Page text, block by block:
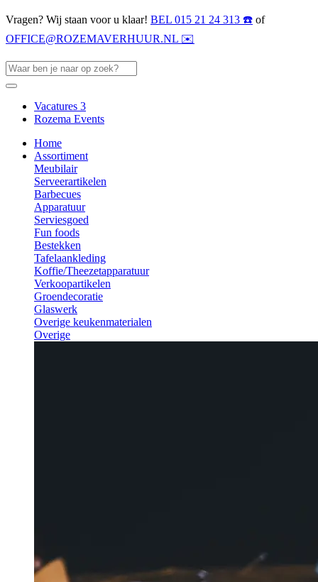
Vragen? Wij staan voor u klaar! BEL 015 21 24 313 ☎️ of
OFFICE@ROZEMAVERHUUR.NL ✉️
Vacatures 3
Rozema Events
Home
Assortiment
Meubilair
Serveerartikelen
Barbecues
Apparatuur
Serviesgoed
Fun foods
Bestekken
Tafelaankleding
Koffie/Theezetapparatuur
Verkoopartikelen
Groendecoratie
Glaswerk
Overige keukenmaterialen
Overige